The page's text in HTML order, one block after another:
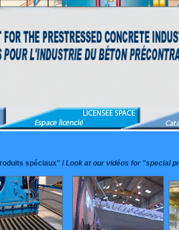
spéciaux" / Look at our vidéos for "special